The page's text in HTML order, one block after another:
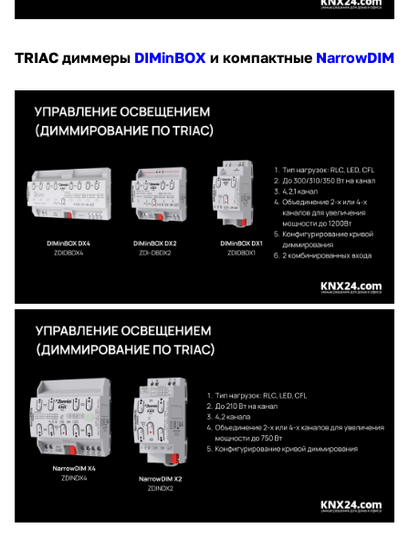
TRIAC диммеры DIMinBOX и компактные NarrowDIM